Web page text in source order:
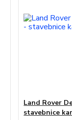
Land Rover
stavebnice